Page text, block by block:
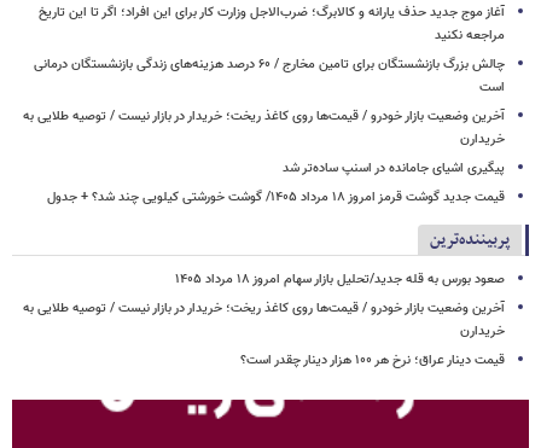
آغاز موج جدید حذف یارانه و کالابرگ؛ ضرب‌الاجل وزارت کار برای این افراد؛ اگر تا این تاریخ
مراجعه نکنید
چالش بزرگ بازنشستگان برای تامین مخارج / ۶۰ درصد هزینه‌های زندگی بازنشستگان درمانی
است
آخرین وضعیت بازار خودرو / قیمت‌ها روی کاغذ ریخت؛ خریدار در بازار نیست / توصیه طلایی به
خریدارن
پیگیری اشیای جامانده در اسنپ ساده‌تر شد
قیمت جدید گوشت قرمز امروز ۱۸ مرداد ۱۴۰۵/ گوشت خورشتی کیلویی چند شد؟ + جدول
پربیننده‌ترین
صعود بورس به قله جدید/تحلیل بازار سهام امروز ۱۸ مرداد ۱۴۰۵
آخرین وضعیت بازار خودرو / قیمت‌ها روی کاغذ ریخت؛ خریدار در بازار نیست / توصیه طلایی به
خریدارن
قیمت دینار عراق؛ نرخ هر ۱۰۰ هزار دینار چقدر است؟